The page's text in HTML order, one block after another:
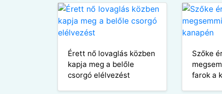
Érett nő lovaglás közben
kapja meg a belőle
csorgó elélvezést
Szőke
farok a